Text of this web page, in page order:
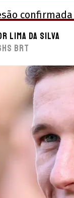
Lima Da Silva
BRT